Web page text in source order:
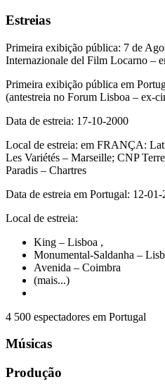
Estreias
Primeira exibição pública: 7 de
Internazionale del Film Locarno –
Primeira exibição pública em
(antestreia no Forum Lisboa – ex-
Data de estreia: 17-10-2000
Local de estreia: em FRANÇA:
Les Variétés – Marseille; CNP
Paradis – Chartres
Data de estreia em Portugal: 12-01-
Local de estreia:
King – Lisboa ,
Monumental-Saldanha –
Avenida – Coimbra
(mais...)
4 500 espectadores em Portugal
Músicas
Produção